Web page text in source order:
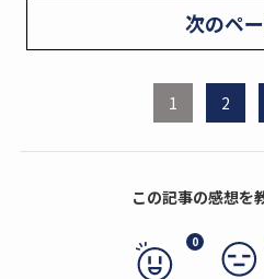
次のペ
1 2
この記事の感想を
0